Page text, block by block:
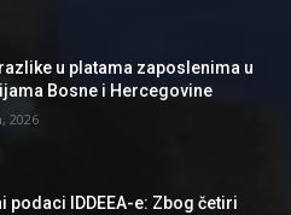
u platama zaposlenima u
Bosne i Hercegovine
2026
podaci IDDEEA-e: Zbog četiri